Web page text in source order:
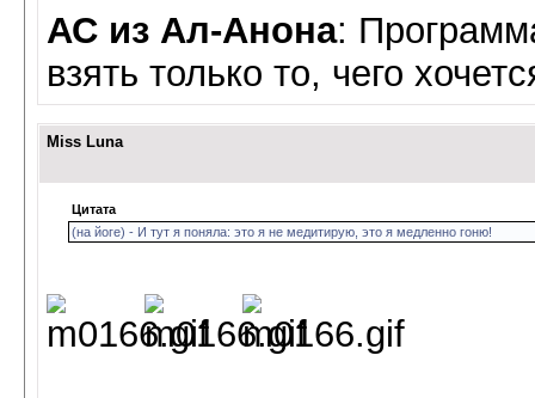
АС из Ал-Анона:
взять только то, чего
Miss Luna
Цитата
(на йоге) - И тут я поняла: это я не медитирую, это я медленно гоню!